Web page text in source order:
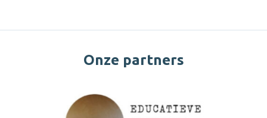
Onze partners